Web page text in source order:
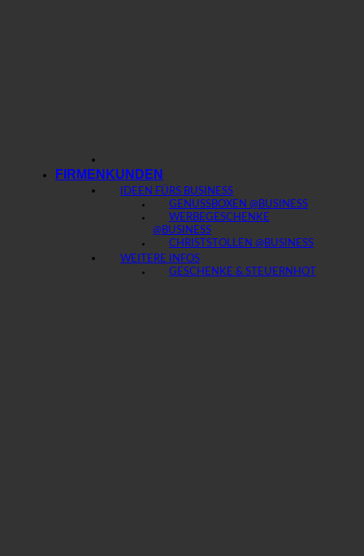
FIRMENKUNDEN
IDEEN FÜRS BUSINESS
GENUSSBOXEN @BUSINESS
WERBEGESCHENKE
@BUSINESS
CHRISTSTOLLEN @BUSINESS
WEITERE INFOS
GESCHENKE & STEUERN